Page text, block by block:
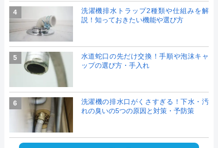
4
洗濯機排水トラップ2種類や仕組みを解
説！知っておきたい機能や選び方
5
水道蛇口の先だけ交換！手順や泡沫キャ
ップの選び方・手入れ
6
洗濯機の排水口がくさすぎる！下水・汚
れの臭いの5つの原因と対策・予防策